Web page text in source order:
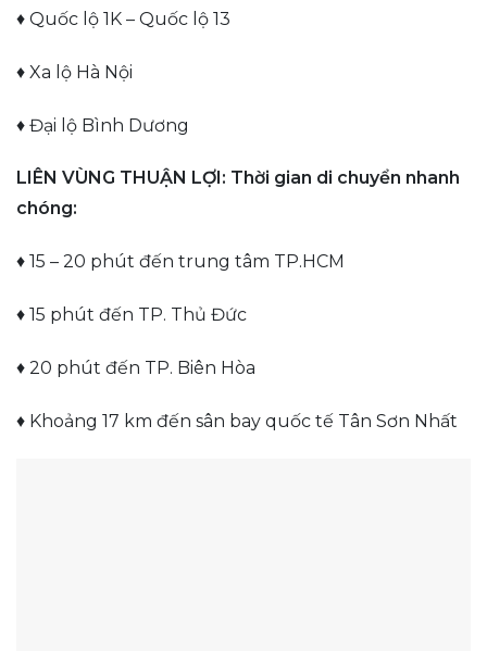
♦ Quốc lộ 1K – Quốc lộ 13
♦ Xa lộ Hà Nội
♦ Đại lộ Bình Dương
LIÊN VÙNG THUẬN LỢI: Thời gian di chuyển nhanh
chóng:
♦ 15 – 20 phút đến trung tâm TP.HCM
♦ 15 phút đến TP. Thủ Đức
♦ 20 phút đến TP. Biên Hòa
♦ Khoảng 17 km đến sân bay quốc tế Tân Sơn Nhất